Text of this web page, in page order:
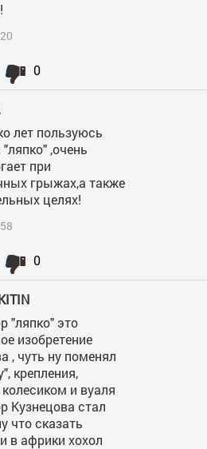
0
лет пользуюсь
,очень
при
грыжах,а также
целях!
0
"ляпко" это
изобретение
, чуть ну поменял
крепления,
и вуаля
Кузнецова стал
что сказать
в африки хохол